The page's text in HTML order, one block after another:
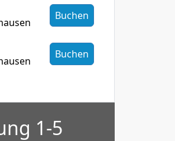
Buchen
Buchen
1-5